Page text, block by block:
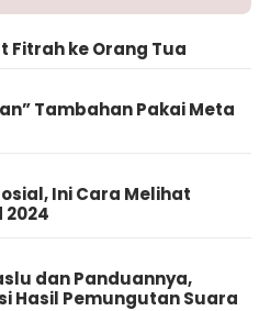
Fitrah ke Orang Tua
Tambahan Pakai Meta
Ini Cara Melihat
dan Panduannya,
Hasil Pemungutan Suara